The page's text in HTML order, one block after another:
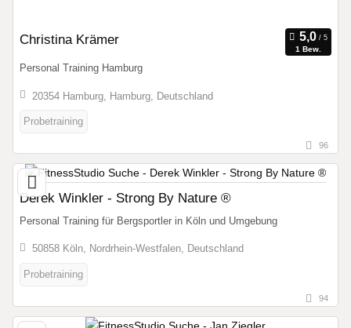
Christina Krämer
1 Bew.
Personal Training Hamburg
20354 Hamburg, Hamburg, Deutschland
Probetraining
96
Derek Winkler - Strong By Nature ®
Personal Training für Bergsportler in Köln und Umgebung
50858 Köln, Nordrhein-Westfalen, Deutschland
Probetraining
94